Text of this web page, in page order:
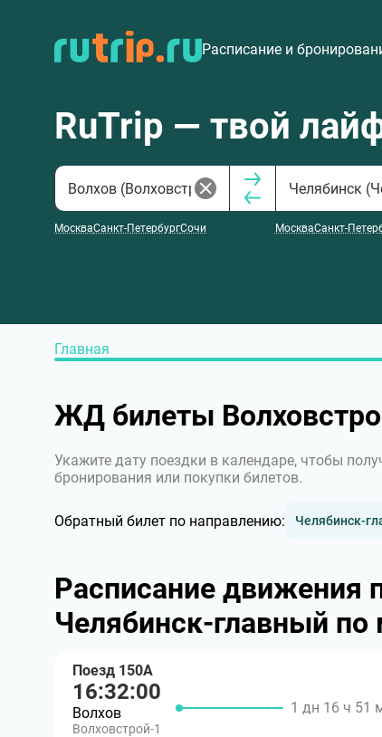
Расписание и
RuTrip — твой
МоскваСанкт-ПетербургСочи МоскваСанкт-
Главная
ЖД билеты
Укажите дату поездки в календаре, чтобы
бронирования или покупки билетов.
Обратный билет по направлению: Челябинск-
Расписание движения
Челябинск-главный
Поезд 150А
16:32:00
Волхов
Волховстрой-1
1 дн 16 ч 51